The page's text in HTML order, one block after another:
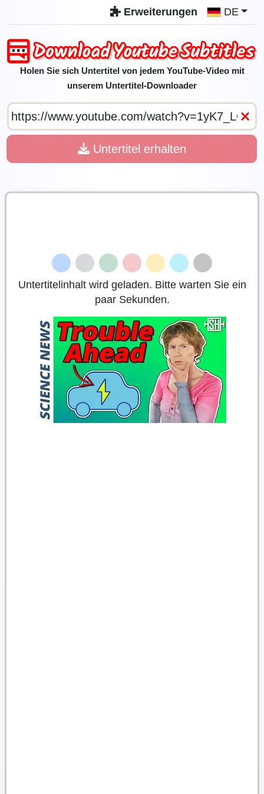
Erweiterungen DE
Holen Sie sich Untertitel von jedem YouTube-Video mit
unserem Untertitel-Downloader
Untertitel erhalten
Untertitelinhalt wird geladen. Bitte warten Sie ein
paar Sekunden.